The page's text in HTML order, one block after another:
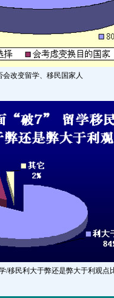
会改变留学、移民国家人
/移民利大于弊还是弊大于利观点